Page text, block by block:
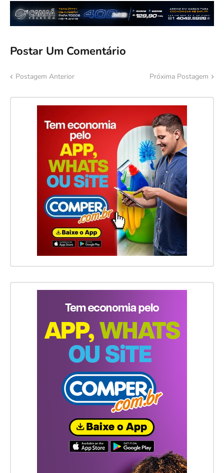
Postar Um Comentário
Postagem Anterior Próxima Postagem